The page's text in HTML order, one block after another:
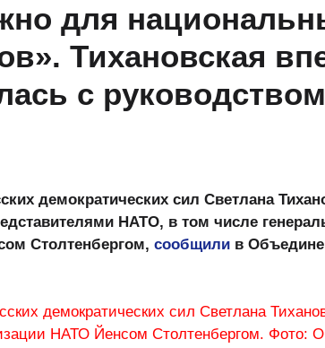
для
Тихановская
с
демократических сил Светлана
НАТО, в том числе
Столтенбергом, сообщили в